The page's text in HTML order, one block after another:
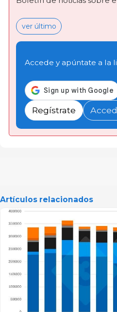
ver último
Accede y apúntate a la
Regístrate
Artículos relacionados